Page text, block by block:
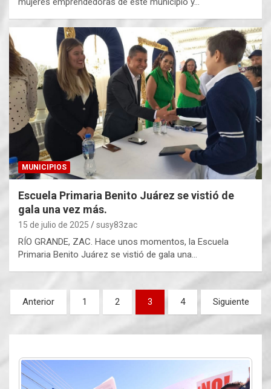
MUNICIPIOS
Escuela Primaria Benito Juárez se vistió de
gala una vez más.
15 de julio de 2025 susy83zac
RÍO GRANDE, ZAC. Hace unos momentos, la Escuela
Primaria Benito Juárez se vistió de gala una…
Paginación
de
entradas
Anterior 1 2 3 4 Siguiente